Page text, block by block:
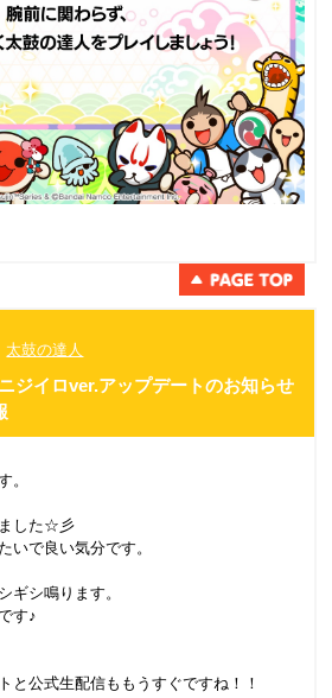
太鼓の達人
ジイロver.アップデートのお知らせ
。
した☆彡
いで良い気分です。
ギシ鳴ります。
す♪
と公式生配信ももうすぐですね！！